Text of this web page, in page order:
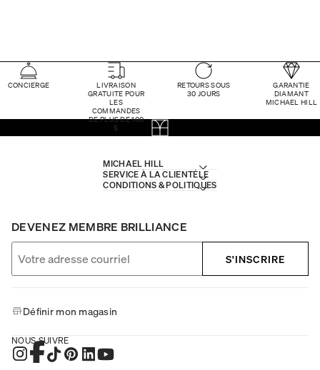
CONCIERGE
LIVRAISON
GRATUITE POUR
LES
COMMANDES
DE PLUS DE 100
$
RETOURS SOUS
30 JOURS
GARANTIE
DIAMANT
MICHAEL HILL
MICHAEL HILL
SERVICE À LA CLIENTÈLE
CONDITIONS & POLITIQUES
DEVENEZ MEMBRE BRILLIANCE
S'INSCRIRE
Définir mon magasin
NOUS SUIVRE